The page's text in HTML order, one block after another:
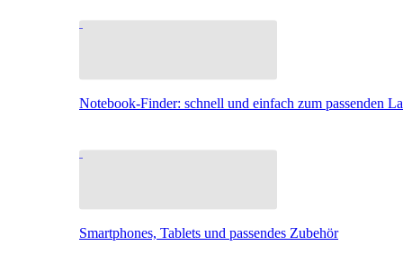
Notebook-Finder: schnell und einfach zum passenden
Smartphones, Tablets und passendes Zubehör